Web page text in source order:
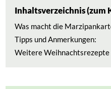
Inhaltsverzeichnis (zum
Was macht die
Tipps und Anmerkungen:
Weitere Weihnachtsrezepte